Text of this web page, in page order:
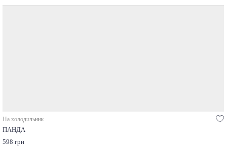
На холодильник
ПАНДА
598 грн